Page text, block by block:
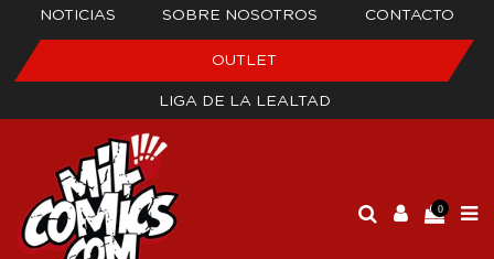
NOTICIAS SOBRE NOSOTROS CONTACTO
OUTLET
LIGA DE LA LEALTAD
0